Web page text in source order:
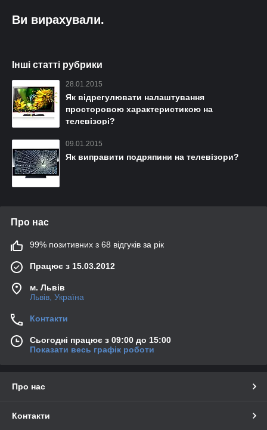
Ви вирахували.
Інші статті рубрики
28.01.2015
Як відрегулювати налаштування
просторовою характеристикою на
телевізорі?
09.01.2015
Як виправити подряпини на телевізори?
Про нас
99% позитивних з 68 відгуків за рік
Працює з 15.03.2012
м. Львів
Львів, Україна
Контакти
Сьогодні працює з 09:00 до 15:00
Показати весь графік роботи
Про нас
Контакти